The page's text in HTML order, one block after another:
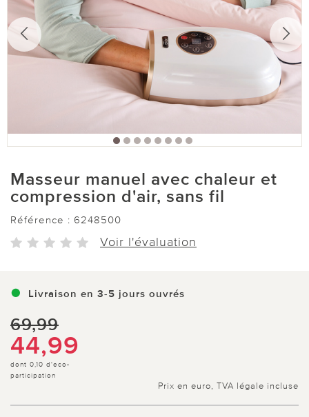
Masseur manuel avec chaleur et
compression d'air, sans fil
Référence : 6248500
Voir l'évaluation
Livraison en 3-5 jours ouvrés
69,99
44,99
dont 0,10 d'eco-
participation
Prix en euro, TVA légale incluse